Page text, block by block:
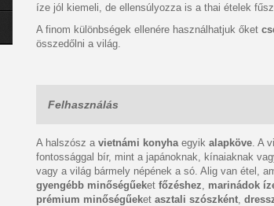
íze jól kiemeli, de ellensúlyozza is a thai ételek
A finom különbségek ellenére használhatjuk őket
összedőlni a világ.
Felhasználás
A halszósz a vietnámi konyhaegyik alapköve. A
fontossággal bír, mint a japánoknak, kínaiaknak
vagy a világ bármely népének a só. Alig van étel,
gyengébb minőségűeket főzéshez, marinádok
prémium minőségűeket asztali szószként,